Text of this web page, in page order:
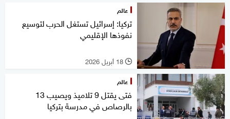
عالم
تركيا: إسرائيل تستغل الحرب لتوسيع
نفوذها الإقليمي
l 18 أبريل 2026
عالم
فتى يقتل 9 تلاميذ ويصيب 13
بالرصاص في مدرسة بتركيا